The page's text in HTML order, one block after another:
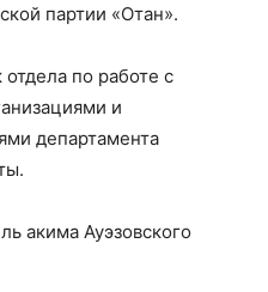
партии «Отан».
по работе с
и
департамента
акима Ауэзовского